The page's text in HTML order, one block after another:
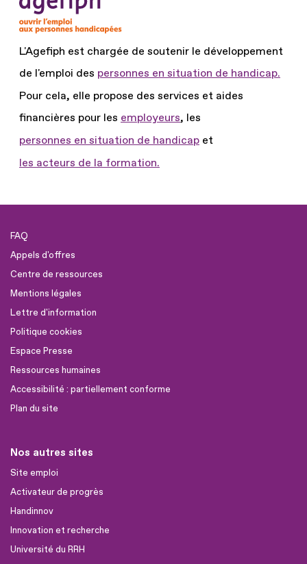
L'Agefiph est chargée de soutenir le développement
de l'emploi des personnes en situation de handicap.
Pour cela, elle propose des services et aides
financières pour les employeurs, les
personnes en situation de handicap et
les acteurs de la formation.
FAQ
Appels d'offres
Centre de ressources
Mentions légales
Lettre d'information
Politique cookies
Espace Presse
Ressources humaines
Accessibilité : partiellement conforme
Plan du site
Nos autres sites
Site emploi
Activateur de progrès
Handinnov
Innovation et recherche
Université du RRH